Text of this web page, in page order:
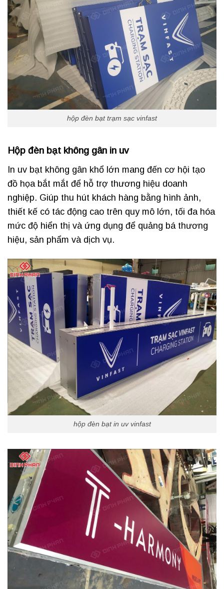
hộp đèn bạt trạm sạc vinfast
Hộp đèn bạt không gân in uv
In uv bạt không gân khổ lớn mang đến cơ hội tạo
đồ họa bắt mắt để hỗ trợ thương hiệu doanh
nghiệp. Giúp thu hút khách hàng bằng hình ảnh,
thiết kế có tác động cao trên quy mô lớn, tối đa hóa
mức độ hiển thị và ứng dụng để quảng bá thương
hiệu, sản phẩm và dịch vụ.
hộp đèn bạt in uv vinfast